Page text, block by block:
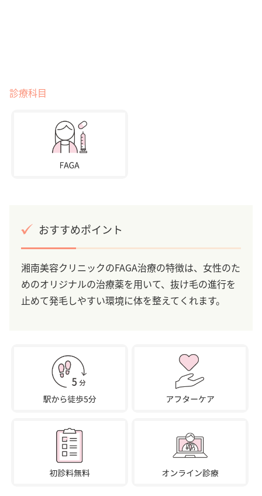
診療科目
おすすめポイント
湘南美容クリニックのFAGA治療の特徴は、女性のた
めのオリジナルの治療薬を用いて、抜け毛の進行を
止めて発毛しやすい環境に体を整えてくれます。